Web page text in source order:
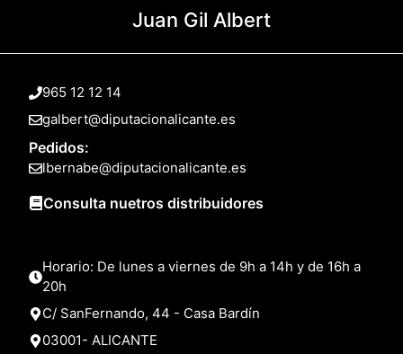
Juan Gil Albert
965 12 12 14
galbert@diputacionalicante.es
Pedidos:
lbernabe@diputacionalicante.es
Consulta nuetros distribuidores
Horario: De lunes a viernes de 9h a 14h y de 16h a
20h
C/ SanFernando, 44 - Casa Bardín
03001- ALICANTE